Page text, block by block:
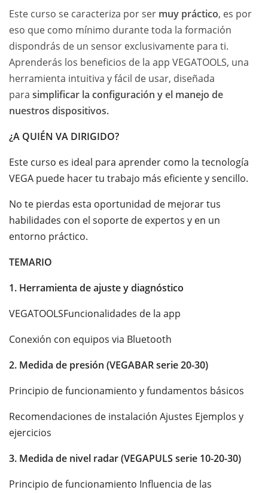
Este curso se caracteriza por ser muy práctico, es por
eso que como mínimo durante toda la formación
dispondrás de un sensor exclusivamente para ti.
Aprenderás los beneficios de la app VEGATOOLS, una
herramienta intuitiva y fácil de usar, diseñada
para simplificar la configuración y el manejo de
nuestros dispositivos.
¿A QUIÉN VA DIRIGIDO?
Este curso es ideal para aprender como la tecnología
VEGA puede hacer tu trabajo más eficiente y sencillo.
No te pierdas esta oportunidad de mejorar tus
habilidades con el soporte de expertos y en un
entorno práctico.
TEMARIO
1. Herramienta de ajuste y diagnóstico
VEGATOOLSFuncionalidades de la app
Conexión con equipos via Bluetooth
2. Medida de presión (VEGABAR serie 20-30)
Principio de funcionamiento y fundamentos básicos
Recomendaciones de instalación Ajustes Ejemplos y
ejercicios
3. Medida de nivel radar (VEGAPULS serie 10-20-30)
Principio de funcionamiento Influencia de las